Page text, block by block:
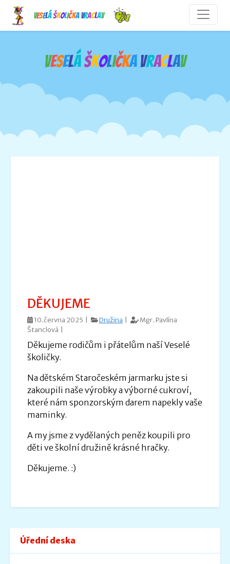
Veselá školička Vraclav
Veseláškolička Vraclav
DĚKUJEME
10.června 2025 | Družina |
Mgr. Pavlína
Štanclová |
Děkujeme rodičům i přátelům naší Veselé
školičky.
Na dětském Staročeském jarmarku jste si
zakoupili naše výrobky a výborné cukroví,
které nám sponzorským darem napekly vaše
maminky.
A my jsme z vydělaných peněz koupili pro
děti ve školní družině krásné hračky.
Děkujeme. :)
Úřední deska